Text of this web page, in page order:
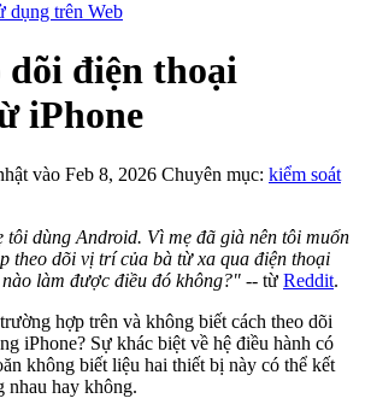
dụng trên Web
dõi điện thoại
iPhone
vào Feb 8, 2026 Chuyên mục: kiểm soát
tôi dùng Android. Vì mẹ đã già nên tôi muốn
theo dõi vị trí của bà từ xa qua điện thoại
làm được điều đó không?" -- từ Reddit.
hợp trên và không biết cách theo dõi
iPhone? Sự khác biệt về hệ điều hành có
không biết liệu hai thiết bị này có thể kết
nhau hay không.